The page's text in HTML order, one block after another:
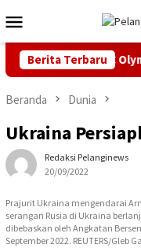
ke
kontenMobile
Berita Terbaru
Emas IMEC Olympiad di
Beranda Dunia
Ukraina
Redaksi Pelanginews
20/09/2022
Prajurit Ukraina mengendarai
serangan Rusia di Ukraina
dibebaskan oleh Angkatan
September 2022. REUTERS/Gleb